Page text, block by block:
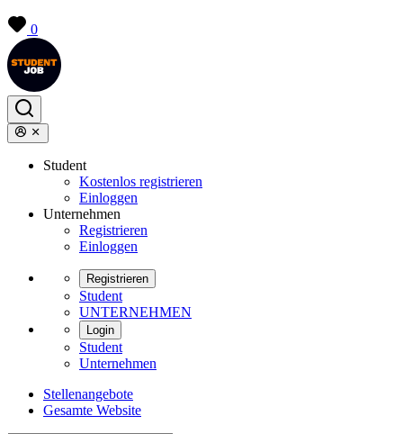
0
Student
Kostenlos registrieren
Einloggen
Unternehmen
Registrieren
Einloggen
Registrieren
Student
UNTERNEHMEN
Login
Student
Unternehmen
Stellenangebote
Gesamte Website